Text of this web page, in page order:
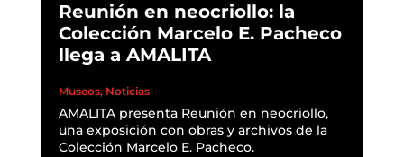
Reunión en neocriollo: la
Colección Marcelo E. Pacheco
llega a AMALITA
Museos, Noticias
AMALITA presenta Reunión en neocriollo,
una exposición con obras y archivos de la
Colección Marcelo E. Pacheco.